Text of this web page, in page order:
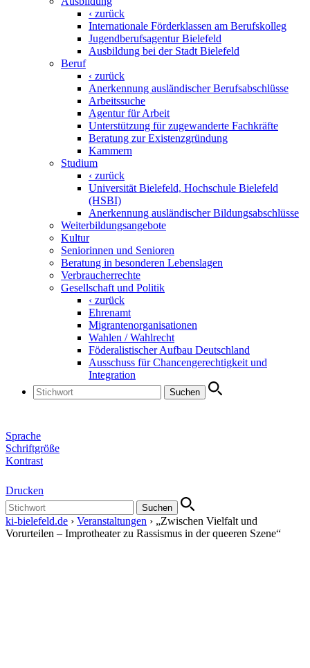
‹ zurück
Internationale Förderklassen am Berufskolleg
Jugendberufsagentur Bielefeld
Ausbildung bei der Stadt Bielefeld
Beruf
‹ zurück
Anerkennung ausländischer Berufsabschlüsse
Arbeitssuche
Agentur für Arbeit
Unterstützung für zugewanderte Fachkräfte
Beratung zur Existenzgründung
Kammern
Studium
‹ zurück
Universität Bielefeld, Hochschule Bielefeld
(HSBI)
Anerkennung ausländischer Bildungsabschlüsse
Weiterbildungsangebote
Kultur
Seniorinnen und Senioren
Beratung in besonderen Lebenslagen
Verbraucherrechte
Gesellschaft und Politik
‹ zurück
Ehrenamt
Migrantenorganisationen
Wahlen / Wahlrecht
Föderalistischer Aufbau Deutschland
Ausschuss für Chancengerechtigkeit und
Integration
Sprache
Schrift­größe
Kontrast
Drucken
ki-bielefeld.de › Veranstaltungen › „Zwischen Vielfalt und
Vorurteilen – Improtheater zu Rassismus in der queeren Szene“